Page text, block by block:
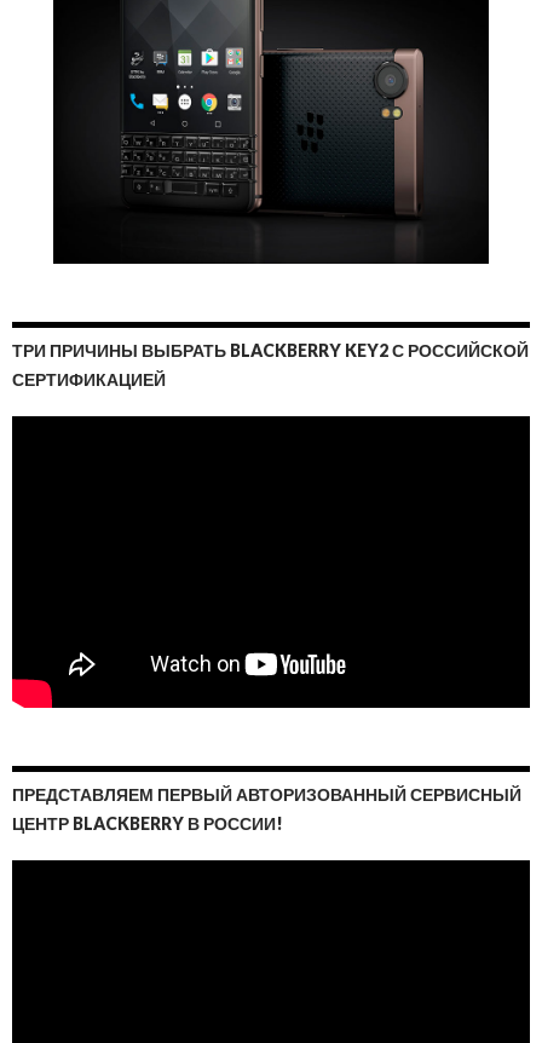
ТРИ ПРИЧИНЫ ВЫБРАТЬ BLACKBERRY KEY2 С РОССИЙСКОЙ
СЕРТИФИКАЦИЕЙ
ПРЕДСТАВЛЯЕМ ПЕРВЫЙ АВТОРИЗОВАННЫЙ СЕРВИСНЫЙ
ЦЕНТР BLACKBERRY В РОССИИ!